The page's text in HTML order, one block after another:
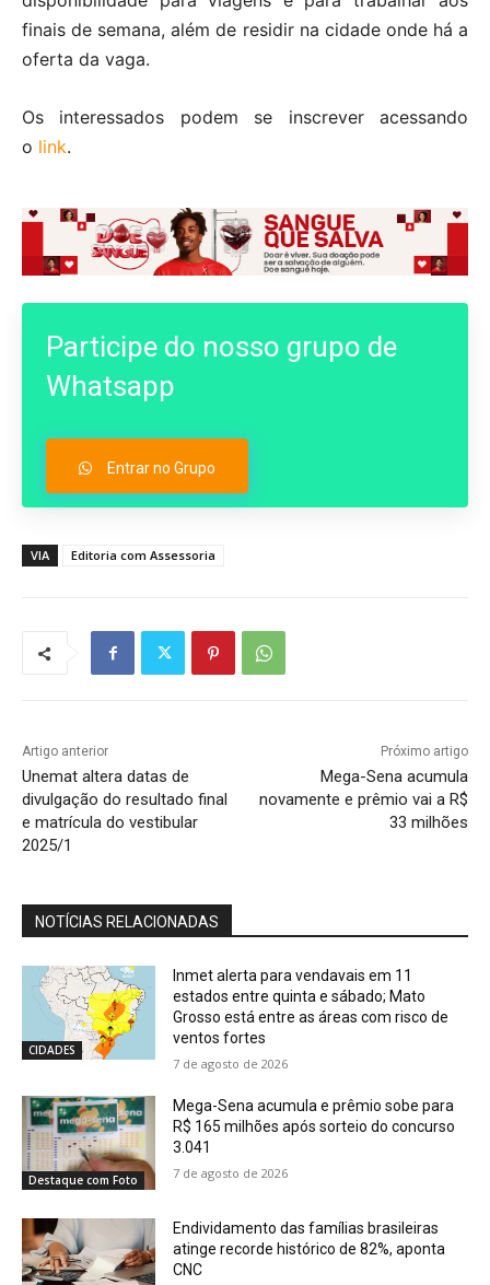
finais de semana, além de residir na cidade onde há a
oferta da vaga.
Os interessados podem se inscrever acessando
o link.
Participe do nosso grupo de
Whatsapp
Entrar no Grupo
VIA Editoria com Assessoria
Artigo anterior
Unemat altera datas de
divulgação do resultado final
e matrícula do vestibular
2025/1
Próximo artigo
Mega-Sena acumula
novamente e prêmio vai a R$
33 milhões
NOTÍCIAS RELACIONADAS
CIDADES
Inmet alerta para vendavais em 11
estados entre quinta e sábado; Mato
Grosso está entre as áreas com risco de
ventos fortes
7 de agosto de 2026
Destaque com Foto
Mega-Sena acumula e prêmio sobe para
R$ 165 milhões após sorteio do concurso
3.041
7 de agosto de 2026
Endividamento das famílias brasileiras
atinge recorde histórico de 82%, aponta
CNC